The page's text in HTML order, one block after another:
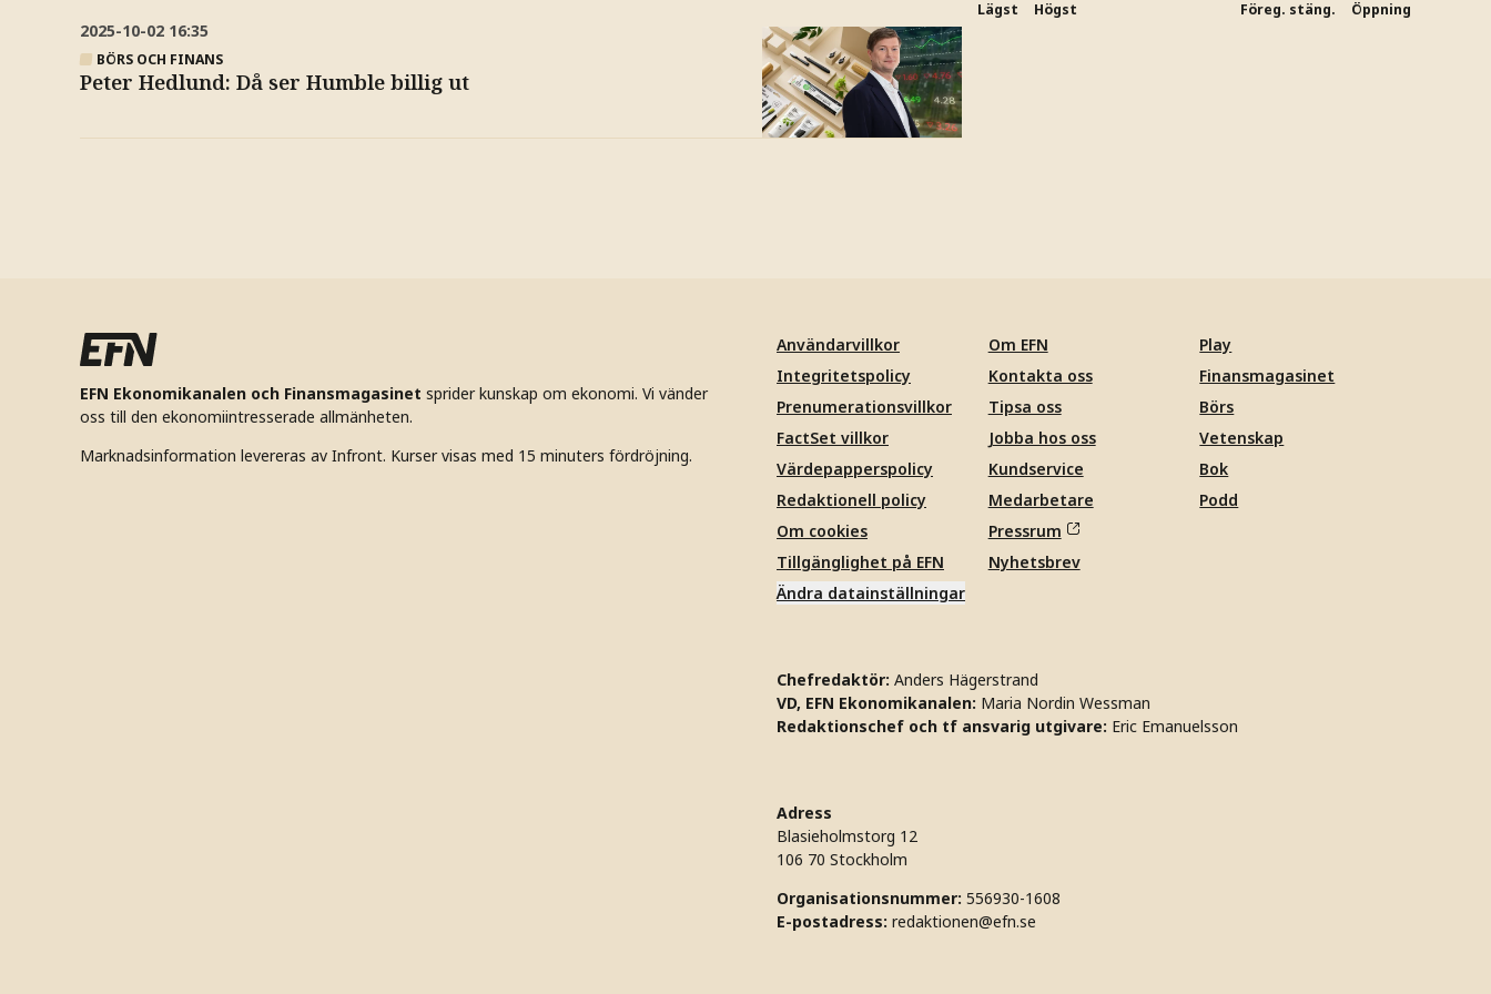
Lägst Högst Föreg. stäng. Öppning
2025-10-02 16:35
BÖRS OCH FINANS
Peter Hedlund: Då ser Humble billig ut
EFN Ekonomikanalen och Finansmagasinet sprider kunskap om ekonomi. Vi vänder
oss till den ekonomiintresserade allmänheten.
Marknadsinformation levereras av Infront. Kurser visas med 15 minuters fördröjning.
Användarvillkor
Integritetspolicy
Prenumerationsvillkor
FactSet villkor
Värdepapperspolicy
Redaktionell policy
Om cookies
Tillgänglighet på EFN
Ändra datainställningar
Om EFN
Kontakta oss
Tipsa oss
Jobba hos oss
Kundservice
Medarbetare
Pressrum
Nyhetsbrev
Play
Finansmagasinet
Börs
Vetenskap
Bok
Podd
Chefredaktör: Anders Hägerstrand
VD, EFN Ekonomikanalen: Maria Nordin Wessman
Redaktionschef och tf ansvarig utgivare: Eric Emanuelsson
Adress
Blasieholmstorg 12
106 70 Stockholm
Organisationsnummer: 556930-1608
E-postadress: redaktionen@efn.se